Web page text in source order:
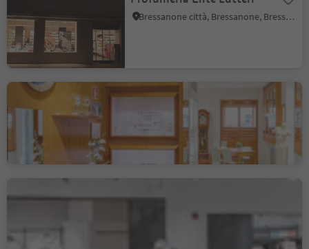
Bressanone città, Bressanone, Bressanone e dintorni
Poli Maier